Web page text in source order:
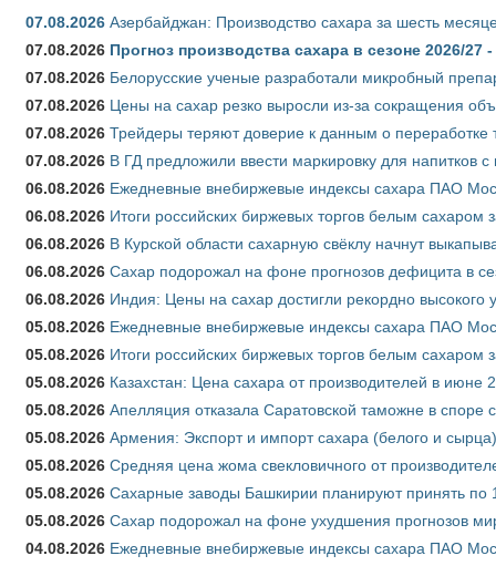
07.08.2026 Азербайджан: Производство сахара за шесть
07.08.2026 Прогноз производства сахара в сезоне 2026/
07.08.2026 Белорусские ученые разработали микробный
07.08.2026 Цены на сахар резко выросли из-за сокращения
07.08.2026 Трейдеры теряют доверие к данным о переработке
07.08.2026 В ГД предложили ввести маркировку для напитков
06.08.2026 Ежедневные внебиржевые индексы сахара ПАО
06.08.2026 Итоги российских биржевых торгов белым сахаром
06.08.2026 В Курской области сахарную свёклу начнут
06.08.2026 Сахар подорожал на фоне прогнозов дефицита в
06.08.2026 Индия: Цены на сахар достигли рекордно высокого
05.08.2026 Ежедневные внебиржевые индексы сахара ПАО
05.08.2026 Итоги российских биржевых торгов белым сахаром
05.08.2026 Казахстан: Цена сахара от производителей в июне
05.08.2026 Апелляция отказала Саратовской таможне в
05.08.2026 Армения: Экспорт и импорт сахара (белого и
05.08.2026 Средняя цена жома свекловичного от
05.08.2026 Сахарные заводы Башкирии планируют принять по
05.08.2026 Сахар подорожал на фоне ухудшения прогнозов
04.08.2026 Ежедневные внебиржевые индексы сахара ПАО